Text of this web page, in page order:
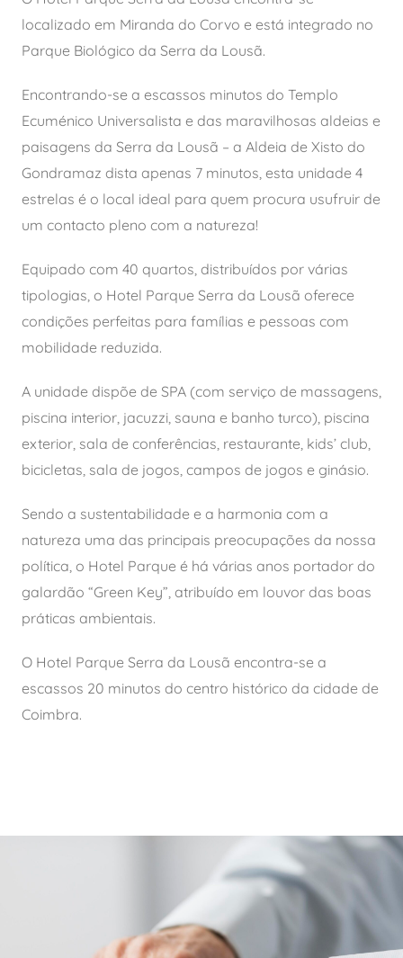
Parque Biológico
Restaurante
Eventos
Turismo com propósito
localizado em Miranda do Corvo e está integrado no
Parque Biológico da Serra da Lousã.
Encontrando-se a escassos minutos do Templo
Ecuménico Universalista e das maravilhosas aldeias e
paisagens da Serra da Lousã – a Aldeia de Xisto do
Gondramaz dista apenas 7 minutos, esta unidade 4
estrelas é o local ideal para quem procura usufruir de
um contacto pleno com a natureza!
Equipado com 40 quartos, distribuídos por várias
tipologias, o Hotel Parque Serra da Lousã oferece
condições perfeitas para famílias e pessoas com
mobilidade reduzida.
A unidade dispõe de SPA (com serviço de massagens,
piscina interior, jacuzzi, sauna e banho turco), piscina
exterior, sala de conferências, restaurante, kids’ club,
bicicletas, sala de jogos, campos de jogos e ginásio.
Sendo a sustentabilidade e a harmonia com a
natureza uma das principais preocupações da nossa
política, o Hotel Parque é há várias anos portador do
galardão “Green Key”, atribuído em louvor das boas
práticas ambientais.
O Hotel Parque Serra da Lousã encontra-se a
escassos 20 minutos do centro histórico da cidade de
Coimbra.